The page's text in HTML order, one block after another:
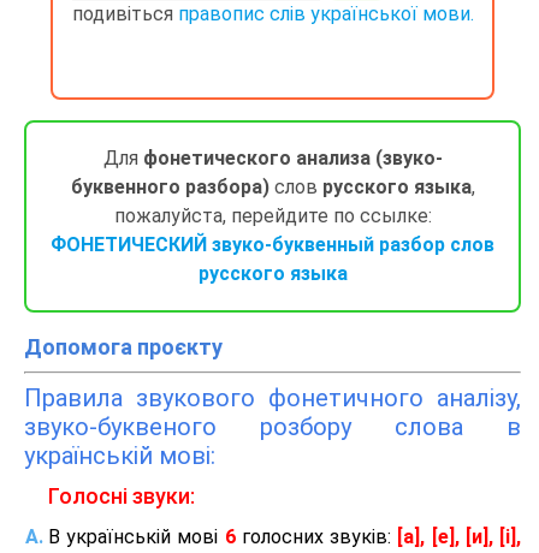
подивіться правопис слів української мови.
Для фонетического анализа (звуко-
буквенного разбора)слов русского языка,
пожалуйста, перейдите по ссылке:
ФОНЕТИЧЕСКИЙ звуко-буквенный разбор слов
русского языка
Допомога проєкту
Правила звукового фонетичного аналізу,
звуко-буквеного розбору слова в
українській мові:
Голосні звуки:
В українській мові 6голосних звуків:
[а], [е], [и], [і],